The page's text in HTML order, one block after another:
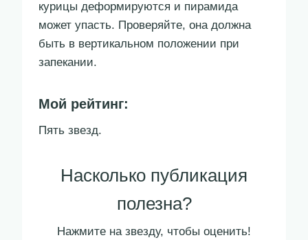
курицы деформируются и пирамида
может упасть. Проверяйте, она должна
быть в вертикальном положении при
запекании.
Мой рейтинг:
Пять звезд.
Насколько публикация
полезна?
Нажмите на звезду, чтобы оценить!